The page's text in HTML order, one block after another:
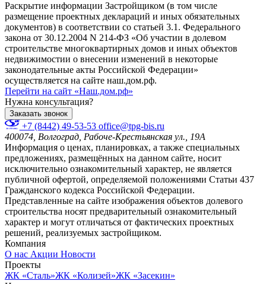
Раскрытие информации Застройщиком (в том числе
размещение проектных деклараций и иных обязательных
документов) в соответствии со статьей 3.1. Федерального
закона от 30.12.2004 N 214-ФЗ «Об участии в долевом
строительстве многоквартирных домов и иных объектов
недвижимостии о внесении изменений в некоторые
законодательные акты Российской Федерации»
осуществляется на сайте наш.дом.рф.
Перейти на сайт «Наш.дом.рф»
Нужна консультация?
Заказать звонок
+7 (8442) 49-53-53 office@tpg-bis.ru
400074, Волгоград, Рабоче-Крестьянская ул., 19А
Информация о ценах, планировках, а также специальных
предложениях, размещённых на данном сайте, носит
исключительно ознакомительный характер, не является
публичной офертой, определяемой положениями Статьи 437
Гражданского кодекса Российской Федерации.
Представленные на сайте изображения объектов долевого
строительства носят предварительный ознакомительный
характер и могут отличаться от фактических проектных
решений, реализуемых застройщиком.
Компания
О нас Акции Новости
Проекты
ЖК «Сталь»ЖК «Колизей»ЖК «Засекин»